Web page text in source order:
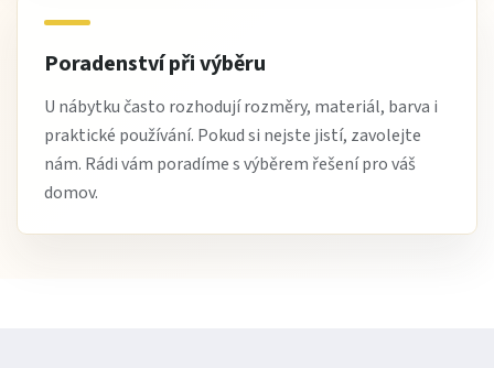
Poradenství při výběru
U nábytku často rozhodují rozměry, materiál, barva i
praktické používání. Pokud si nejste jistí, zavolejte
nám. Rádi vám poradíme s výběrem řešení pro váš
domov.